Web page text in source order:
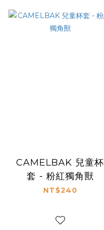
CAMELBAK 兒童杯
套 - 粉紅獨角獸
NT$240